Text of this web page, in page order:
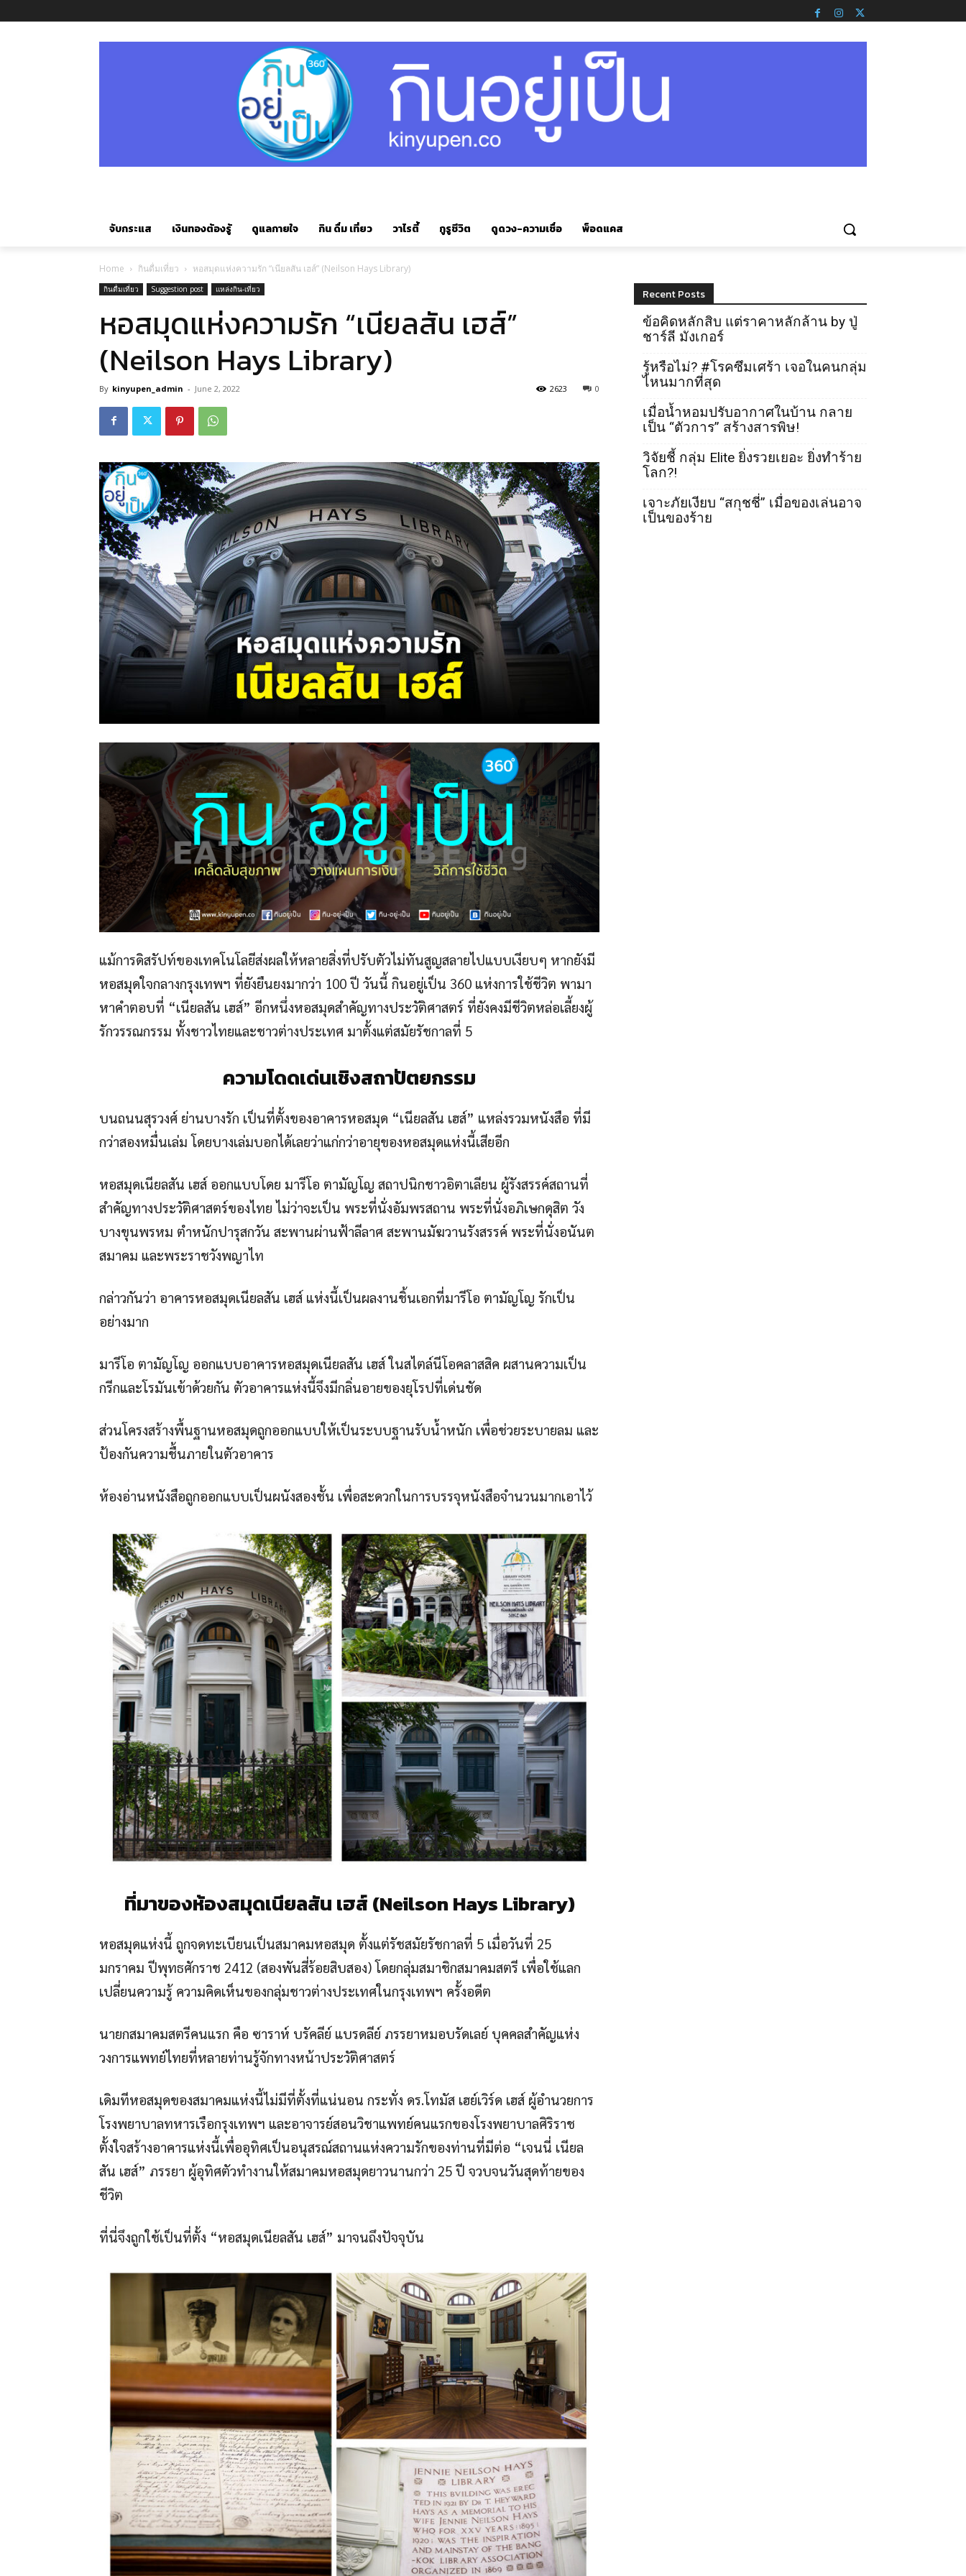
จับกระแส เงินทองต้องรู้ ดูแลกายใจ กิน ดื่ม เที่ยว วาไรตี้ กูรูชีวิต ดูดวง-ความเชื่อ พ็อดแคส
Home กินดื่มเที่ยว หอสมุดแห่งความรัก “เนียลสัน เฮส์” (Neilson Hays Library)
กินดื่มเที่ยว Suggestion post แหล่งกิน-เที่ยว
หอสมุดแห่งความรัก “เนียลสัน เฮส์”
(Neilson Hays Library)
By kinyupen_admin - June 2, 2022 0
2623
แม้การดิสรัปท์ของเทคโนโลยีส่งผลให้หลายสิ่งที่ปรับตัวไม่ทันสูญสลายไปแบบเงียบๆ หากยังมี
หอสมุดใจกลางกรุงเทพฯ ที่ยังยืนยงมากว่า 100 ปี วันนี้ กินอยู่เป็น 360 แห่งการใช้ชีวิต พามา
หาคำตอบที่ “เนียลสัน เฮส์” อีกหนึ่งหอสมุดสำคัญทางประวัติศาสตร์ ที่ยังคงมีชีวิตหล่อเลี้ยงผู้
รักวรรณกรรม ทั้งชาวไทยและชาวต่างประเทศ มาตั้งแต่สมัยรัชกาลที่ 5
ความโดดเด่นเชิงสถาปัตยกรรม
บนถนนสุรวงศ์ ย่านบางรัก เป็นที่ตั้งของอาคารหอสมุด “เนียลสัน เฮส์” แหล่งรวมหนังสือ ที่มี
กว่าสองหมื่นเล่ม โดยบางเล่มบอกได้เลยว่าแก่กว่าอายุของหอสมุดแห่งนี้เสียอีก
หอสมุดเนียลสัน เฮส์ ออกแบบโดย มารีโอ ตามัญโญ สถาปนิกชาวอิตาเลียน ผู้รังสรรค์สถานที่
สำคัญทางประวัติศาสตร์ของไทย ไม่ว่าจะเป็น พระที่นั่งอัมพรสถาน พระที่นั่งอภิเษกดุสิต วัง
บางขุนพรหม ตำหนักปารุสกวัน สะพานผ่านฟ้าลีลาศ สะพานมัฆวานรังสรรค์ พระที่นั่งอนันต
สมาคม และพระราชวังพญาไท
กล่าวกันว่า อาคารหอสมุดเนียลสัน เฮส์ แห่งนี้เป็นผลงานชิ้นเอกที่มารีโอ ตามัญโญ รักเป็น
อย่างมาก
มารีโอ ตามัญโญ ออกแบบอาคารหอสมุดเนียลสัน เฮส์ ในสไตล์นีโอคลาสสิค ผสานความเป็น
กรีกและโรมันเข้าด้วยกัน ตัวอาคารแห่งนี้จึงมีกลิ่นอายของยุโรปที่เด่นชัด
ส่วนโครงสร้างพื้นฐานหอสมุดถูกออกแบบให้เป็นระบบฐานรับน้ำหนัก เพื่อช่วยระบายลม และ
ป้องกันความชื้นภายในตัวอาคาร
ห้องอ่านหนังสือถูกออกแบบเป็นผนังสองชั้น เพื่อสะดวกในการบรรจุหนังสือจำนวนมากเอาไว้
ที่มาของห้องสมุดเนียลสัน เฮส์ (Neilson Hays Library)
หอสมุดแห่งนี้ ถูกจดทะเบียนเป็นสมาคมหอสมุด ตั้งแต่รัชสมัยรัชกาลที่ 5 เมื่อวันที่ 25
มกราคม ปีพุทธศักราช 2412 (สองพันสี่ร้อยสิบสอง) โดยกลุ่มสมาชิกสมาคมสตรี เพื่อใช้แลก
เปลี่ยนความรู้ ความคิดเห็นของกลุ่มชาวต่างประเทศในกรุงเทพฯ ครั้งอดีต
นายกสมาคมสตรีคนแรก คือ ซาราห์ บรัคลีย์ แบรดลีย์ ภรรยาหมอบรัดเลย์ บุคคลสำคัญแห่ง
วงการแพทย์ไทยที่หลายท่านรู้จักทางหน้าประวัติศาสตร์
เดิมทีหอสมุดของสมาคมแห่งนี้ไม่มีที่ตั้งที่แน่นอน กระทั่ง ดร.โทมัส เฮย์เวิร์ด เฮส์ ผู้อำนวยการ
โรงพยาบาลทหารเรือกรุงเทพฯ และอาจารย์สอนวิชาแพทย์คนแรกของโรงพยาบาลศิริราช
ตั้งใจสร้างอาคารแห่งนี้เพื่ออุทิศเป็นอนุสรณ์สถานแห่งความรักของท่านที่มีต่อ “เจนนี่ เนียล
สัน เฮส์” ภรรยา ผู้อุทิศตัวทำงานให้สมาคมหอสมุดยาวนานกว่า 25 ปี จวบจนวันสุดท้ายของ
ชีวิต
ที่นี่จึงถูกใช้เป็นที่ตั้ง “หอสมุดเนียลสัน เฮส์” มาจนถึงปัจจุบัน
Recent Posts
ข้อคิดหลักสิบ แต่ราคาหลักล้าน by ปู่
ชาร์ลี มังเกอร์
รู้หรือไม่? #โรคซึมเศร้า เจอในคนกลุ่ม
ไหนมากที่สุด
เมื่อน้ำหอมปรับอากาศในบ้าน กลาย
เป็น “ตัวการ” สร้างสารพิษ!
วิจัยชี้ กลุ่ม Elite ยิ่งรวยเยอะ ยิ่งทำร้าย
โลก?!
เจาะภัยเงียบ “สกุชชี่” เมื่อของเล่นอาจ
เป็นของร้าย